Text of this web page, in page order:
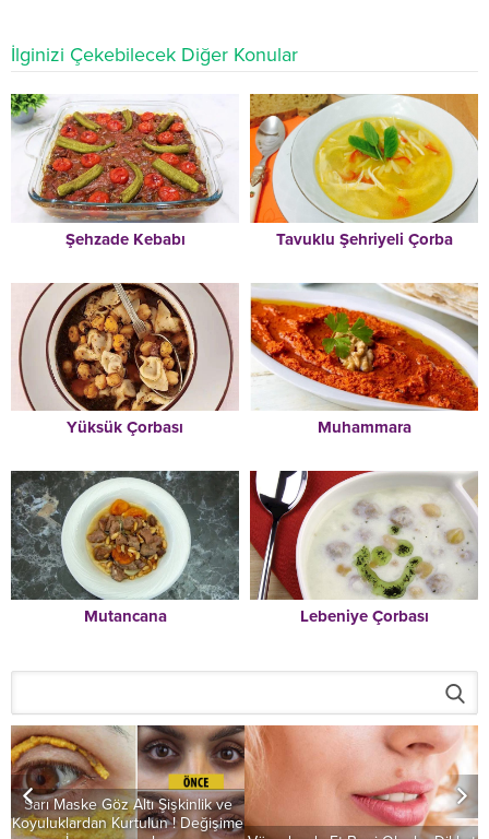
İlginizi Çekebilecek Diğer Konular
Şehzade Kebabı Tavuklu Şehriyeli Çorba
Yüksük Çorbası Muhammara
Mutancana Lebeniye Çorbası
Sarı Maske Göz Altı Şişkinlik ve
Koyuluklardan Kurtulun ! Değişime